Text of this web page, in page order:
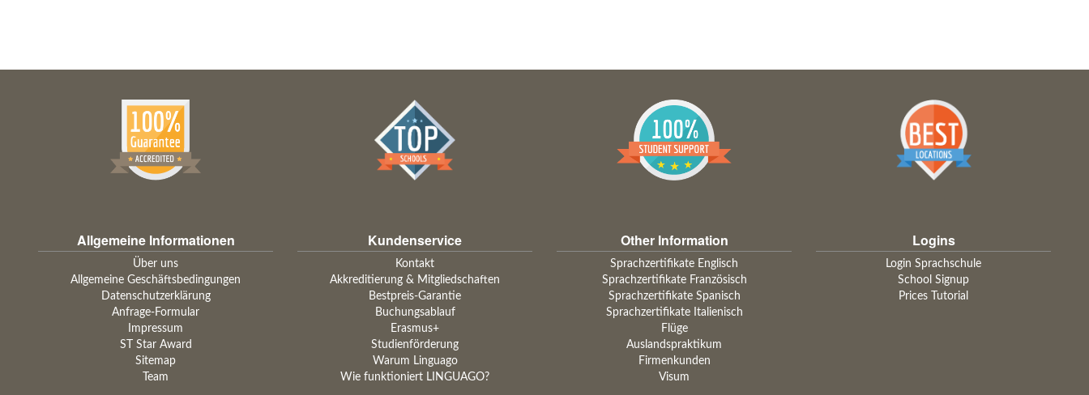
Allgemeine Informationen
Über uns
Allgemeine Geschäftsbedingungen
Datenschutzerklärung
Anfrage-Formular
Impressum
ST Star Award
Sitemap
Team
Kundenservice
Kontakt
Akkreditierung & Mitgliedschaften
Bestpreis-Garantie
Buchungsablauf
Erasmus+
Studienförderung
Warum Linguago
Wie funktioniert LINGUAGO?
Other Information
Sprachzertifikate Englisch
Sprachzertifikate Französisch
Sprachzertifikate Spanisch
Sprachzertifikate Italienisch
Flüge
Auslandspraktikum
Firmenkunden
Visum
Logins
Login Sprachschule
School Signup
Prices Tutorial